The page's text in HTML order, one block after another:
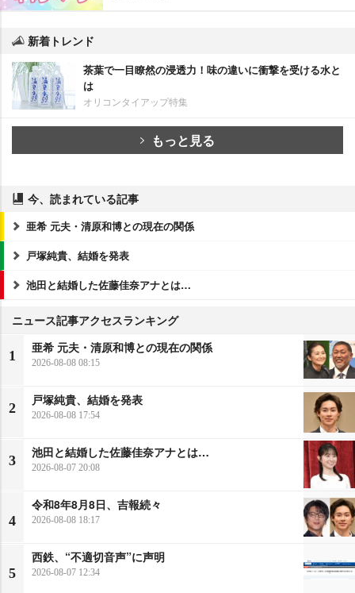
新着トレンド
茶葉で一目瞭然の浸透力！味の違いに衝撃を受ける水と
は
オリコンタイアップ特集
もっと見る
今、読まれている記事
亜希 元夫・清原和博との現在の関係
戸塚純貴、結婚を発表
池田と結婚した佐藤佳奈アナとは…
ニュース記事アクセスランキング
1
亜希 元夫・清原和博との現在の関係
2026-08-08 08:15
2
戸塚純貴、結婚を発表
2026-08-08 17:54
3
池田と結婚した佐藤佳奈アナとは…
2026-08-07 20:08
4
令和8年8月8日、吉報続々
2026-08-08 18:17
5
西鉄、“不適切音声”に声明
2026-08-07 12:34